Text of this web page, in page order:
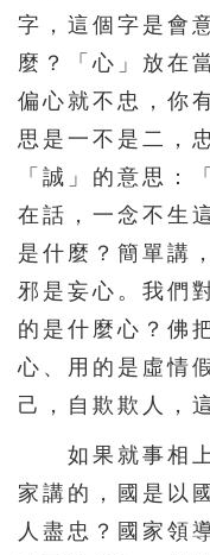
字，這個字是會
麼？「心」放在
偏心就不忠，你
思是一不是二，
「誠」的意思：
在話，一念不生
是什麼？簡單講
邪是妄心。我們
的是什麼心？佛
心、用的是虛情
己，自欺欺人，
如果就事相上
家講的，國是以
人盡忠？國家領